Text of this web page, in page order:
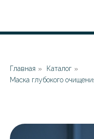
Главная » Каталог »
Маска глубокого